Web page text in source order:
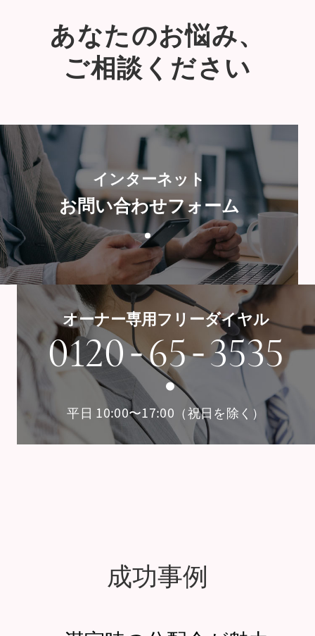
あなたのお悩み、
ご相談ください
インターネット
お問い合わせフォーム
オーナー専用フリーダイヤル
0120-65-3535
平日 10:00〜17:00（祝日を除く）
成功事例